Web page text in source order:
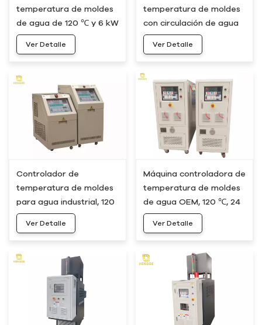
temperatura de moldes
de agua de 120 ℃ y 6 kW
HWM-05
Ver Detalle
temperatura de moldes
con circulación de agua
de 120 ℃ y 9 kW HWM-10
Ver Detalle
Controlador de
temperatura de moldes
para agua industrial, 120
°C, 12 kW, 18 kW, HWM-20
Ver Detalle
Máquina controladora de
temperatura de moldes
de agua OEM, 120 ℃, 24
kW, 36 kW, HWM-30
Ver Detalle